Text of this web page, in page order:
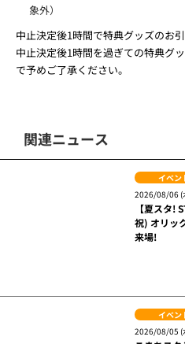
象外）
中止決定後1時間で特典グッズのお
中止決定後1時間を過ぎての特典グ
で予めご了承ください。
関連ニュース
イベン
2026/08/06 (
【夏スタ!
祝) オリッ
来場!
イベン
2026/08/05 (